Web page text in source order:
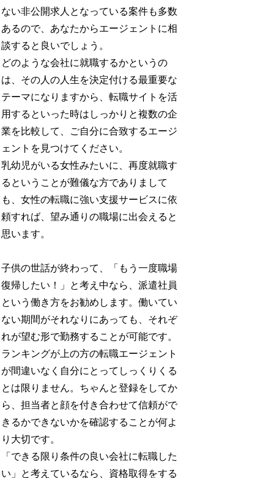
ない非公開求人となっている案件も多数
あるので、あなたからエージェントに相
談すると良いでしょう。
どのような会社に就職するかというの
は、その人の人生を決定付ける最重要な
テーマになりますから、転職サイトを活
用するといった時はしっかりと複数の企
業を比較して、ご自分に合致するエージ
ェントを見つけてください。
乳幼児がいる女性みたいに、再度就職す
るということが難儀な方でありまして
も、女性の転職に強い支援サービスに依
頼すれば、望み通りの職場に出会えると
思います。
子供の世話が終わって、「もう一度職場
復帰したい！」と考え中なら、派遣社員
という働き方をお勧めします。働いてい
ない期間がそれなりにあっても、それぞ
れが望む形で勤務することが可能です。
ランキングが上の方の転職エージェント
が間違いなく自分にとってしっくりくる
とは限りません。ちゃんと登録をしてか
ら、担当者と顔を付き合わせて信頼がで
きるかできないかを確認することが何よ
り大切です。
「できる限り条件の良い会社に転職した
い」と考えているなら、資格取得をする